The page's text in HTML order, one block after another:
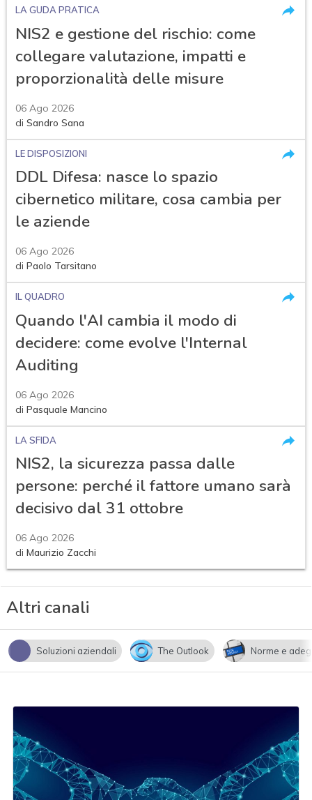
LA GUDA PRATICA
NIS2 e gestione del rischio: come
collegare valutazione, impatti e
proporzionalità delle misure
06 Ago 2026
diSandro Sana
LE DISPOSIZIONI
DDL Difesa: nasce lo spazio
cibernetico militare, cosa cambia per
le aziende
06 Ago 2026
diPaolo Tarsitano
IL QUADRO
Quando l'AI cambia il modo di
decidere: come evolve l'Internal
Auditing
06 Ago 2026
diPasquale Mancino
LA SFIDA
NIS2, la sicurezza passa dalle
persone: perché il fattore umano sarà
decisivo dal 31 ottobre
06 Ago 2026
diMaurizio Zacchi
Altri canali
Soluzioni aziendali The Outlook Norme e